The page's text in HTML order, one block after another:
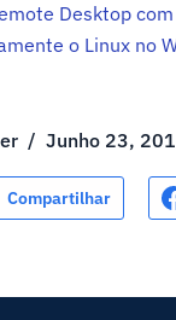
Desktop
o Linux no
/Junho 23,
Compartilhar